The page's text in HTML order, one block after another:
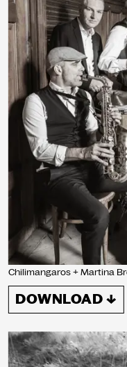
Chilimangaros + Martina
DOWNLOAD ↓